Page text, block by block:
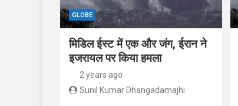
GLOBE
मिडिल ईस्ट में एक और जंग, ईरान ने
इजरायल पर किया हमला
2 years ago
Sunil Kumar Dhangadamajhi